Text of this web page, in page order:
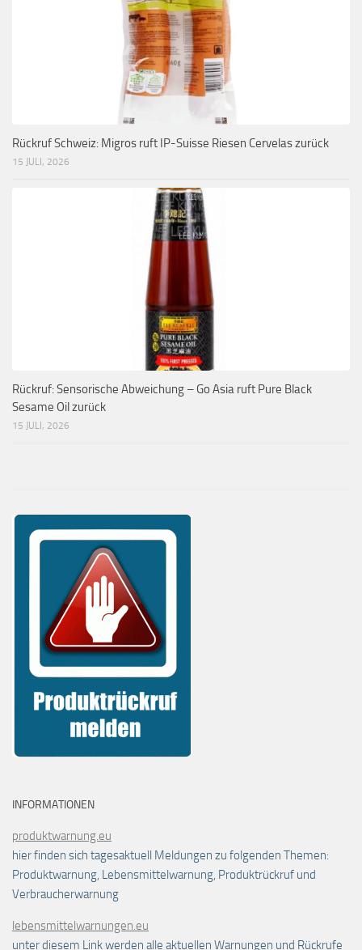
Rückruf Schweiz: Migros ruft IP-Suisse Riesen Cervelas zurück
15 JULI, 2026
Rückruf: Sensorische Abweichung – Go Asia ruft Pure Black
Sesame Oil zurück
15 JULI, 2026
INFORMATIONEN
produktwarnung.eu
hier finden sich tagesaktuell Meldungen zu folgenden Themen:
Produktwarnung, Lebensmittelwarnung, Produktrückruf und
Verbraucherwarnung
lebensmittelwarnungen.eu
unter diesem Link werden alle aktuellen Warnungen und Rückrufe